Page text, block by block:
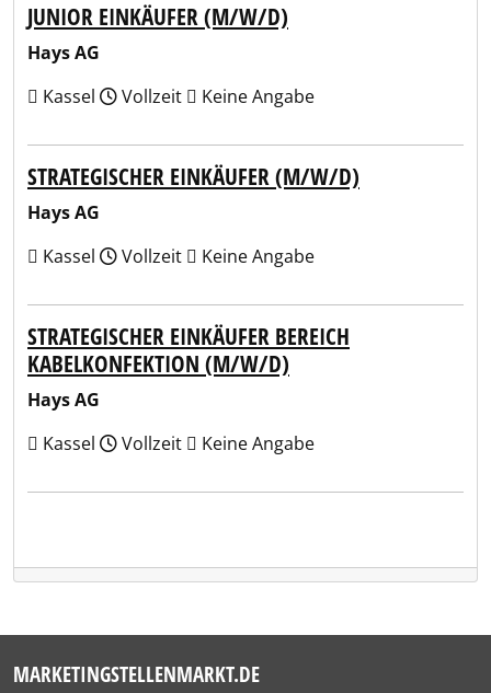
JUNIOR EINKÄUFER (M/W/D)
Hays AG
Kassel
Vollzeit Keine Angabe
STRATEGISCHER EINKÄUFER (M/W/D)
Hays AG
Kassel
Vollzeit Keine Angabe
STRATEGISCHER EINKÄUFER BEREICH
KABELKONFEKTION (M/W/D)
Hays AG
Kassel
Vollzeit Keine Angabe
MARKETINGSTELLENMARKT.DE